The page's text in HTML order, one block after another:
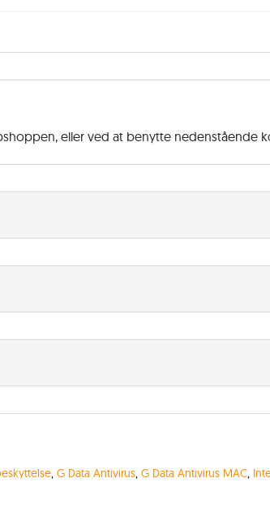
eller ved at benytte nedenstående
, G Data Antivirus, G Data Antivirus MAC,